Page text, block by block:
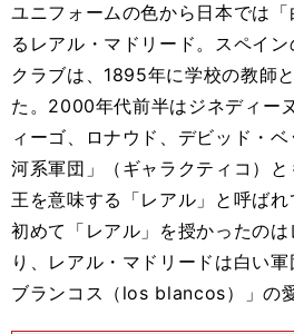
ユニフォームの色から日本では
るレアル・マドリード。スペイ
クラブは、1895年に学校の教師
た。2000年代前半はジネディー
ィーゴ、ロナウド、デビッド・
河系軍団」（ギャラクティコ）
王を意味する「レアル」と呼ばれ
初めて「レアル」を授かったの
り、レアル・マドリードは白い軍
ブランコス（los blancos）」の